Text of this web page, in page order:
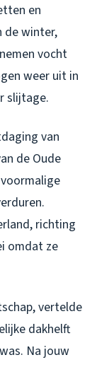
en
de winter,
vocht
weer uit in
slijtage.
van
de Oude
richting
omdat ze
vertelde
dakhelft
Na jouw